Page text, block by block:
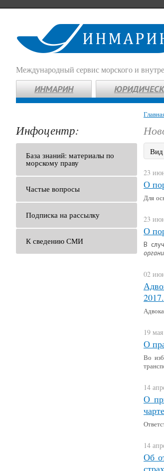
Международный сервис морского и
ИНМАРИН
Инфоцентр:
База знаний: материалы по
морскому праву
Частые вопросы
Подписка на рассылку
К сведению СМИ
Вид
23
О
Для
23
О
В
02
2017.
19
О
Во
14
О
14
Об